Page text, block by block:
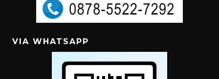
VIA WHATSAPP